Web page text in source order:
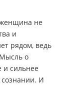
не
и
рядом, ведь
о
и сильнее
И